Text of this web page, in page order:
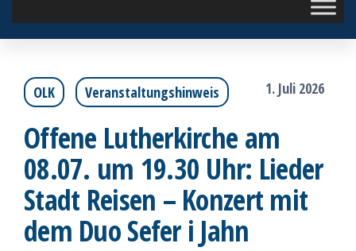
OLK Veranstaltungshinweis 1. Juli 2026
Offene Lutherkirche am
08.07. um 19.30 Uhr: Lieder
Stadt Reisen – Konzert mit
dem Duo Sefer i Jahn